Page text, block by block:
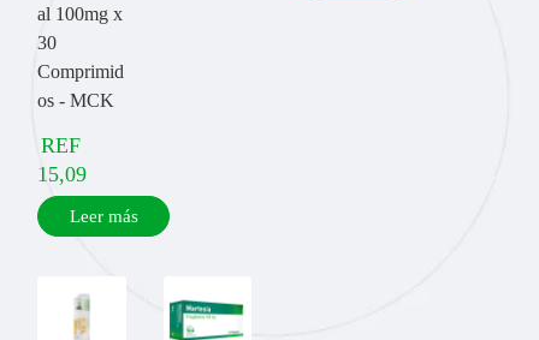
al 100mg x
30
Comprimid
os - MCK
REF
15,09
Leer más